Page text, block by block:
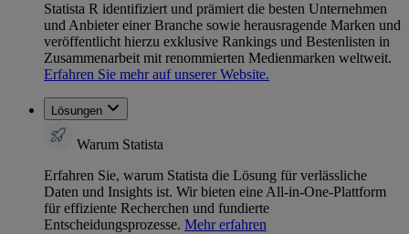
Statista R identifiziert und prämiert die besten Unternehmen
und Anbieter einer Branche sowie herausragende Marken und
veröffentlicht hierzu exklusive Rankings und Bestenlisten in
Zusammenarbeit mit renommierten Medienmarken weltweit.
Erfahren Sie mehr auf unserer Website.
Lösungen
Warum Statista
Erfahren Sie, warum Statista die Lösung für verlässliche
Daten und Insights ist. Wir bieten eine All-in-One-Plattform
für effiziente Recherchen und fundierte
Entscheidungsprozesse. Mehr erfahren